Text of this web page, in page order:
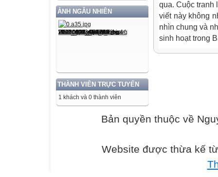
ẢNH NGẪU NHIÊN
THÀNH VIÊN TRỰC TUYẾN
1 khách và 0 thành viên
qua. Cuộc tranh
viết này không
nhìn chung và
sinh hoạt trong
Bản quyền thuộc về
Website được thừa kế